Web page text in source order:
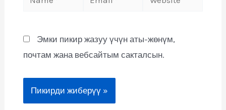
Эмки пикир жазуу үчүн аты-жөнүм,
почтам жана вебсайтым сакталсын.